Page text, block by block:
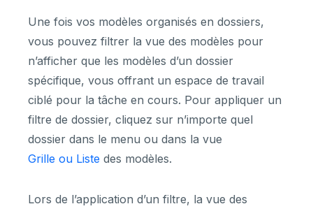
Une fois vos modèles organisés en dossiers,
vous pouvez filtrer la vue des modèles pour
n’afficher que les modèles d’un dossier
spécifique, vous offrant un espace de travail
ciblé pour la tâche en cours. Pour appliquer un
filtre de dossier, cliquez sur n’importe quel
dossier dans le menu ou dans la vue
Grille ou Liste des modèles.
Lors de l’application d’un filtre, la vue des